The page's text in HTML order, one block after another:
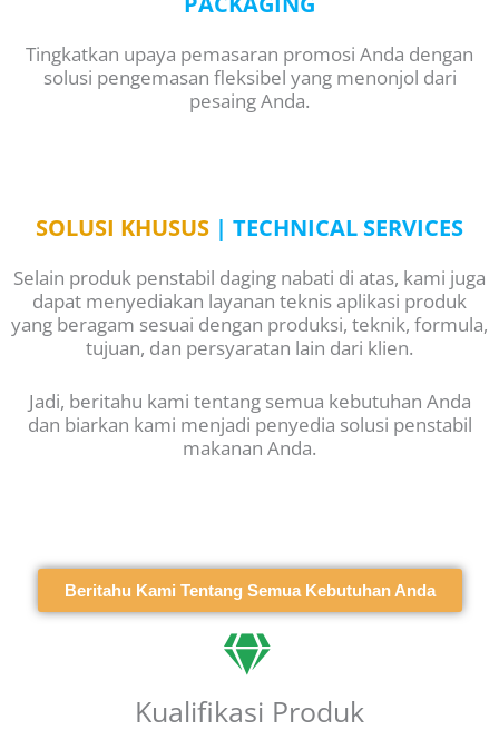
Tingkatkan upaya pemasaran promosi Anda dengan
solusi pengemasan fleksibel yang menonjol dari
pesaing Anda.
SOLUSI KHUSUS | TECHNICAL SERVICES
Selain produk penstabil daging nabati di atas, kami juga
dapat menyediakan layanan teknis aplikasi produk
yang beragam sesuai dengan produksi, teknik, formula,
tujuan, dan persyaratan lain dari klien.
Jadi, beritahu kami tentang semua kebutuhan Anda
dan biarkan kami menjadi penyedia solusi penstabil
makanan Anda.
Beritahu Kami Tentang Semua Kebutuhan Anda
Kualifikasi Produk